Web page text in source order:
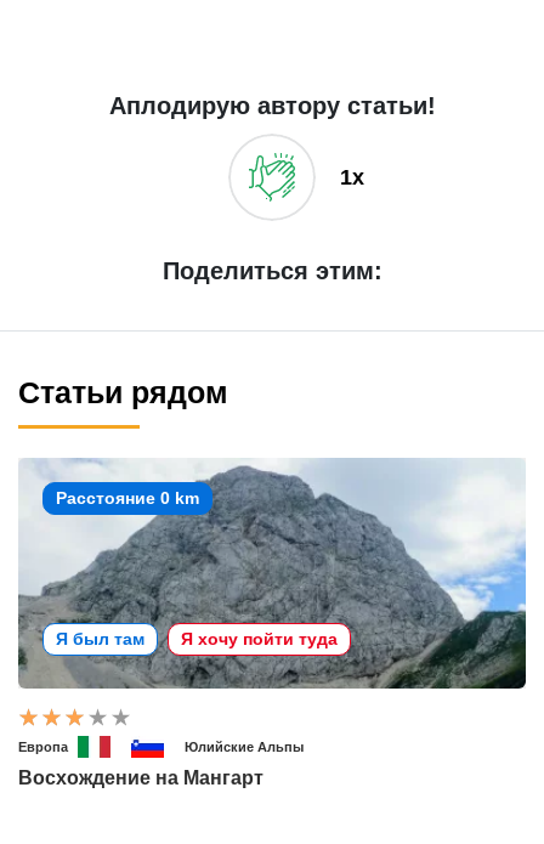
Аплодирую автору статьи!
1x
Поделиться этим:
Статьи рядом
Расстояние 0 km
Я был там Я хочу пойти туда
Европа Юлийские Альпы
Восхождение на Мангарт